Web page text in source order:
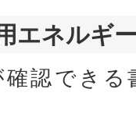
エネルギ
認でき